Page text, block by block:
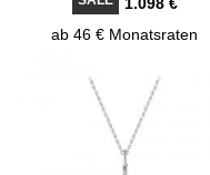
ab 46 € Monatsraten